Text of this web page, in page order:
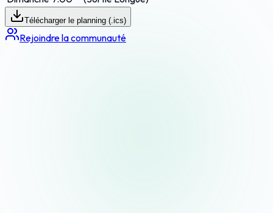
Télécharger le planning (.ics)
Rejoindre la communauté